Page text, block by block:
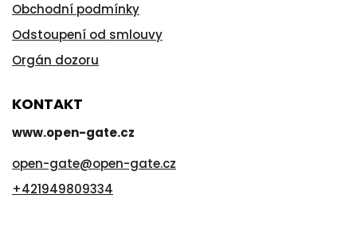
Obchodní podmínky
Odstoupení od smlouvy
Orgán dozoru
KONTAKT
www.open-gate.cz
open-gate@open-gate.cz
+421949809334